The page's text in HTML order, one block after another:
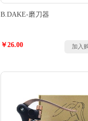
B.DAKE-磨刀器
￥26.00 加入